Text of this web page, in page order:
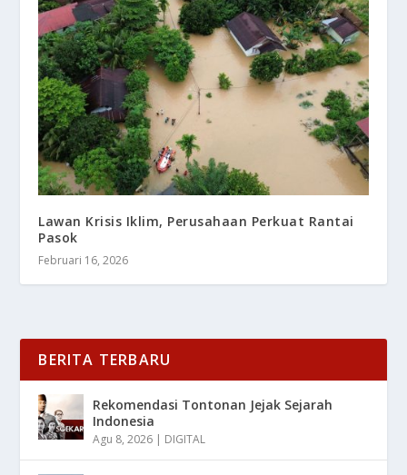
Lawan Krisis Iklim, Perusahaan Perkuat Rantai
Pasok
Februari 16, 2026
BERITA TERBARU
Rekomendasi Tontonan Jejak Sejarah
Indonesia
Agu 8, 2026 | DIGITAL